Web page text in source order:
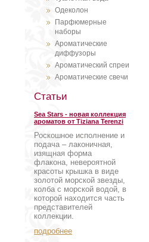
Одеколон
Парфюмерные
наборы
Ароматические
диффузоры
Ароматический спреи
Ароматические свечи
Статьи
Sea Stars - новая коллекция
ароматов от Tiziana Terenzi
Роскошное исполнение и
подача – лаконичная,
изящная форма
флакона, невероятной
красоты крышка в виде
золотой морской звезды,
колба с морской водой, в
которой находится часть
представителей
коллекции.
подробнее